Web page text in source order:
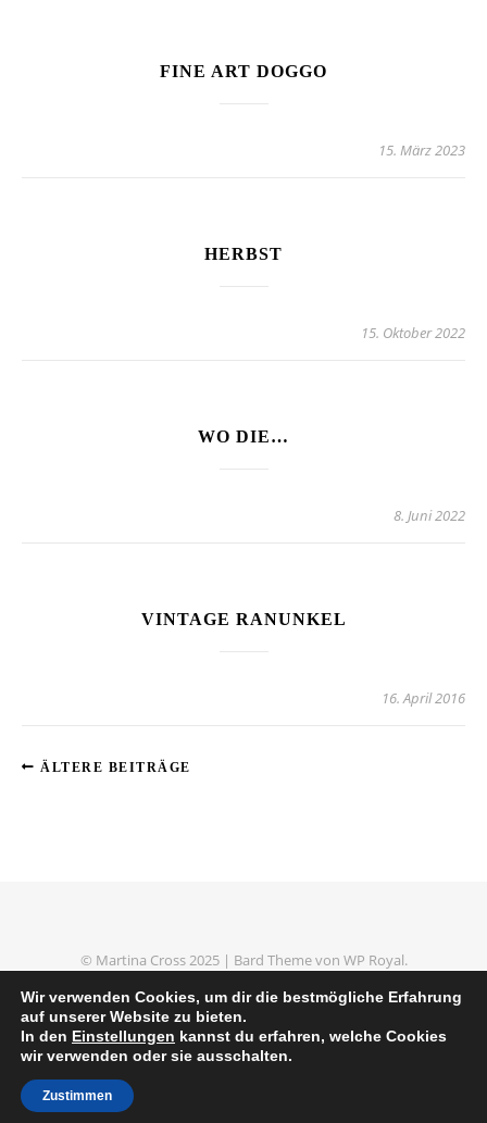
FINE ART DOGGO
15. März 2023
HERBST
15. Oktober 2022
WO DIE…
8. Juni 2022
VINTAGE RANUNKEL
16. April 2016
ÄLTERE BEITRÄGE
© Martina Cross 2025 | Bard Theme von WP Royal.
Impressum
Datenschutzerklärung
NACH OBEN
Wir verwenden Cookies, um dir die bestmögliche Erfahrung
auf unserer Website zu bieten.
In den Einstellungen kannst du erfahren, welche Cookies
wir verwenden oder sie ausschalten.
Zustimmen